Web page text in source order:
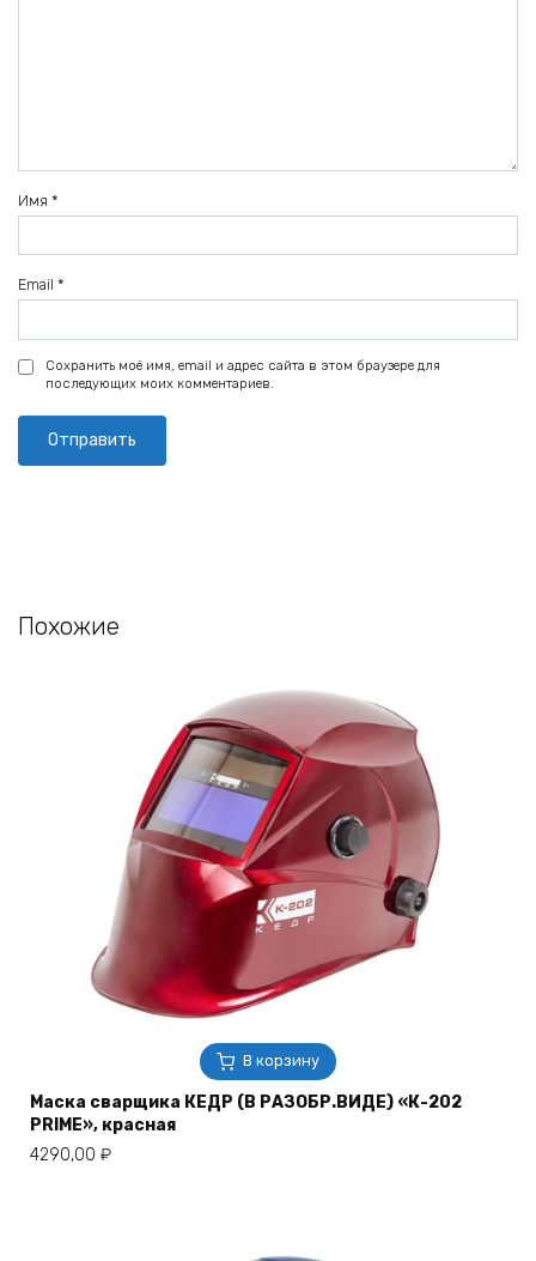
Имя *
Email *
Сохранить моё имя, email и адрес сайта в этом браузере для
последующих моих комментариев.
Похожие
В корзину
Маска сварщика КЕДР (В РАЗОБР.ВИДЕ) «К-202
PRIME», красная
4290,00 ₽